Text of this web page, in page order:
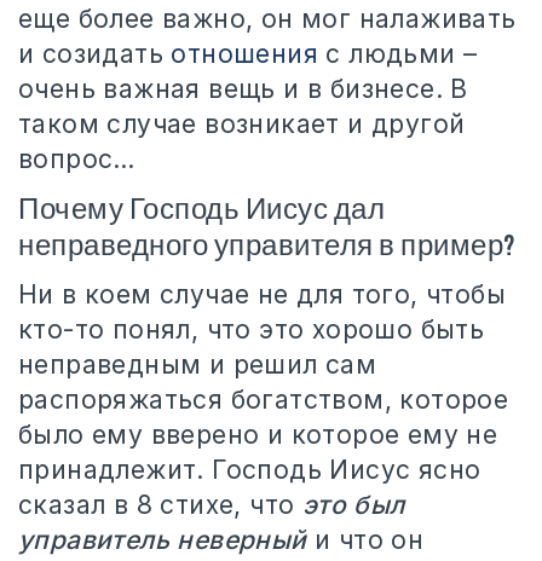
еще более важно, он мог налаживать
и созидать отношения с людьми –
очень важная вещь и в бизнесе. В
таком случае возникает и другой
вопрос…
Почему Господь Иисус дал
неправедного управителя в пример?
Ни в коем случае не для того, чтобы
кто-то понял, что это хорошо быть
неправедным и решил сам
распоряжаться богатством, которое
было ему вверено и которое ему не
принадлежит. Господь Иисус ясно
сказал в 8 стихе, что это был
управитель неверныйи что он